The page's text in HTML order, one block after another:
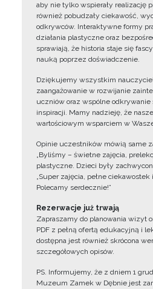
aby nie tylko wspierały realizację
również pobudzały ciekawość,
odkrywców. Interaktywne formy
działania plastyczne oraz
sprawiają, że historia staje się
nauką poprzez doświadczenie.
Dziękujemy wszystkim
zaangażowanie w rozwijanie
uczniów oraz wspólne odkrywanie
inspiracji. Mamy nadzieję, że
wartościowym wsparciem w
Opinie uczestników mówią same
„Byliśmy – świetne zajęcia,
plastyczne. Dzieci były
„Super zajęcia, pełne
Polecamy serdecznie!”
Rezerwacje już trwają
Zapraszamy do planowania wizyt
PDF z pełną ofertą edukacyjną i
dostępna jest również skrócona
szczegółowych opisów.
PS. Informujemy, że z dniem 1
Muzeum Zamek w Dębnie jest